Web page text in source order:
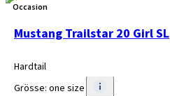
Occasion
Mustang Trailstar 20 Girl SL
Hardtail
Grösse: one size